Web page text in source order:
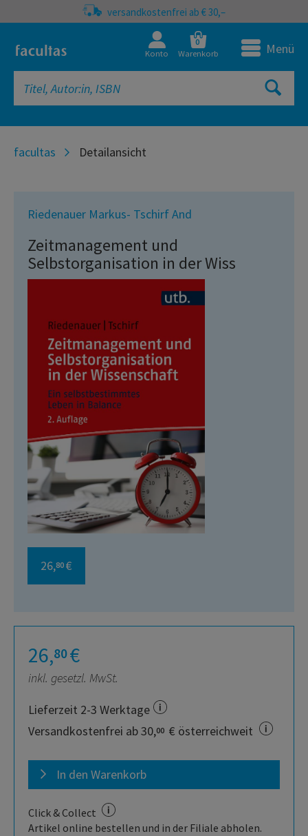
versandkostenfrei ab € 30,–
Konto
0
Warenkorb Menü
facultas Detailansicht
Riedenauer Markus- Tschirf And
Zeitmanagement und
Selbstorganisation in der Wiss
26,80 €
26,80€
inkl. gesetzl. MwSt.
Lieferzeit 2-3 Werktage
Versandkostenfrei ab 30,00 € österreichweit
In den Warenkorb
Click & Collect
Artikel online bestellen und in der Filiale abholen.